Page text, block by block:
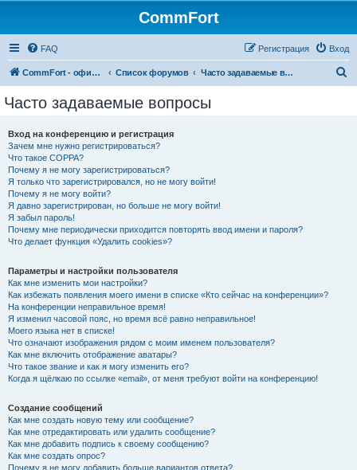
CommFort
FAQ Вход
Регистрация
CommFort - официальный сайт Список форумов Часто задаваемые вопросы
Часто задаваемые вопросы
Вход на конференцию и регистрация
Зачем мне нужно регистрироваться?
Что такое COPPA?
Почему я не могу зарегистрироваться?
Я только что зарегистрировался, но не могу войти!
Почему я не могу войти?
Я давно зарегистрирован, но больше не могу войти!
Я забыл пароль!
Почему мне периодически приходится повторять ввод имени и пароля?
Что делает функция «Удалить cookies»?
Параметры и настройки пользователя
Как мне изменить мои настройки?
Как избежать появления моего имени в списке «Кто сейчас на конференции»?
На конференции неправильное время!
Я изменил часовой пояс, но время всё равно неправильное!
Моего языка нет в списке!
Что означают изображения рядом с моим именем пользователя?
Как мне включить отображение аватары?
Что такое звание и как я могу изменить его?
Когда я щёлкаю по ссылке «email», от меня требуют войти на конференцию!
Создание сообщений
Как мне создать новую тему или сообщение?
Как мне отредактировать или удалить сообщение?
Как мне добавить подпись к своему сообщению?
Как мне создать опрос?
Почему я не могу добавить больше вариантов ответа?